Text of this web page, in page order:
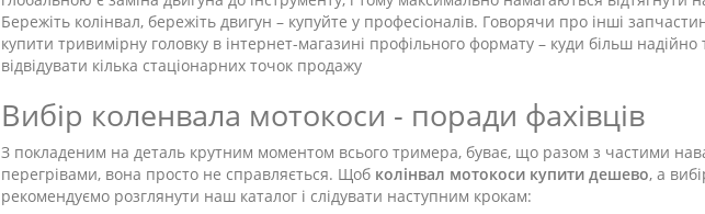
Бережіть колінвал, бережіть двигун – купуйте у професіоналів. Говорячи про інші
купити тривимірну головку в інтернет-магазині профільного формату – куди більш надійно
відвідувати кілька стаціонарних точок продажу
Вибір коленвала мотокоси - поради фахівців
З покладеним на деталь крутним моментом всього тримера, буває, що разом з частими
перегрівами, вона просто не справляється. Щоб колінвал мотокоси купити дешево, а
рекомендуємо розглянути наш каталог і слідувати наступним крокам: